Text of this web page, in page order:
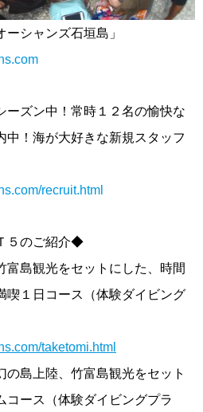
シャンズ石垣島」
ーズン中！常時１２名の愉快な
中！海が大好きな新規スタッフ
recruit.html
５のご紹介◆
島観光をセットにした、時間
喫１日コース（体験ダイビング
taketomi.html
島上陸、竹富島観光をセット
コース（体験ダイビングプラ